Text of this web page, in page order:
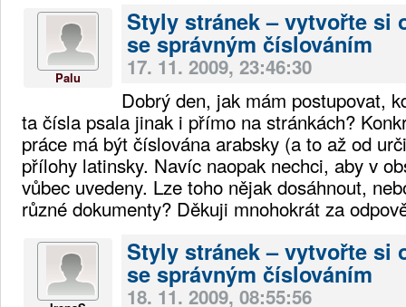
Palu
Styly stránek – vytvořte si
se správným číslováním
17. 11. 2009, 23:46:30
Dobrý den, jak mám postupovat,
ta čísla psala jinak i přímo na stránkách?
práce má být číslována arabsky (a to až od
přílohy latinsky. Navíc naopak nechci, aby v
vůbec uvedeny. Lze toho nějak dosáhnout,
různé dokumenty? Děkuji mnohokrát za
Styly stránek – vytvořte si
se správným číslováním
18. 11. 2009, 08:55:56